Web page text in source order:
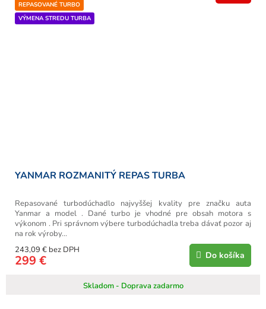
REPASOVANÉ TURBO
VÝMENA STREDU TURBA
YANMAR ROZMANITÝ REPAS TURBA
Skladom - Doprava zadarmo
243,09 € bez DPH
299 € Do košíka
Repasované turbodúchadlo najvyššej kvality pre značku auta
Yanmar a model . Dané turbo je vhodné pre obsah motora s
výkonom . Pri správnom výbere turbodúchadla treba dávať pozor aj
na rok výroby...